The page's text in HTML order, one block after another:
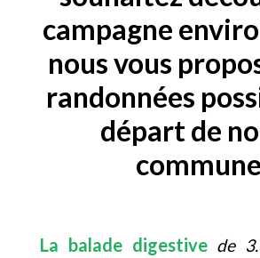
campagne
nous vous
randonnées
départ de
commune
La balade digestive de